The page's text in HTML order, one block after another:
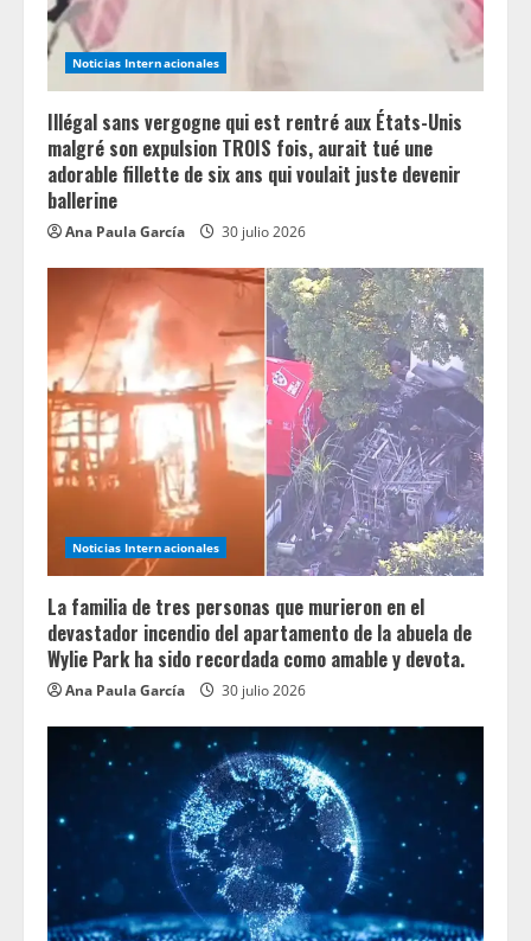
Noticias Internacionales
Illégal sans vergogne qui est rentré aux États-Unis
malgré son expulsion TROIS fois, aurait tué une
adorable fillette de six ans qui voulait juste devenir
ballerine
Ana Paula García 30 julio 2026
Noticias Internacionales
La familia de tres personas que murieron en el
devastador incendio del apartamento de la abuela de
Wylie Park ha sido recordada como amable y devota.
Ana Paula García 30 julio 2026